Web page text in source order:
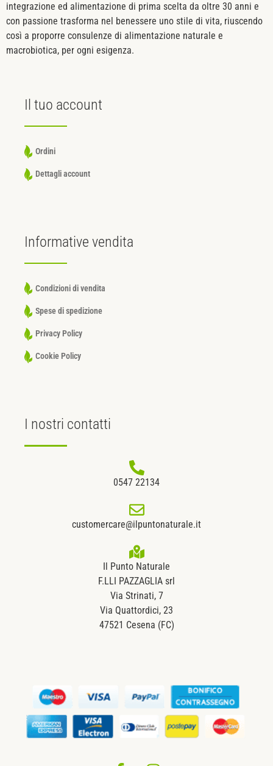
integrazione ed alimentazione di prima scelta da oltre 30 anni e
con passione trasforma nel benessere uno stile di vita, riuscendo
così a proporre consulenze di alimentazione naturale e
macrobiotica, per ogni esigenza.
Il tuo account
Ordini
Dettagli account
Informative vendita
Condizioni di vendita
Spese di spedizione
Privacy Policy
Cookie Policy
I nostri contatti
0547 22134
customercare@ilpuntonaturale.it
Il Punto Naturale
F.LLI PAZZAGLIA srl
Via Strinati, 7
Via Quattordici, 23
47521 Cesena (FC)